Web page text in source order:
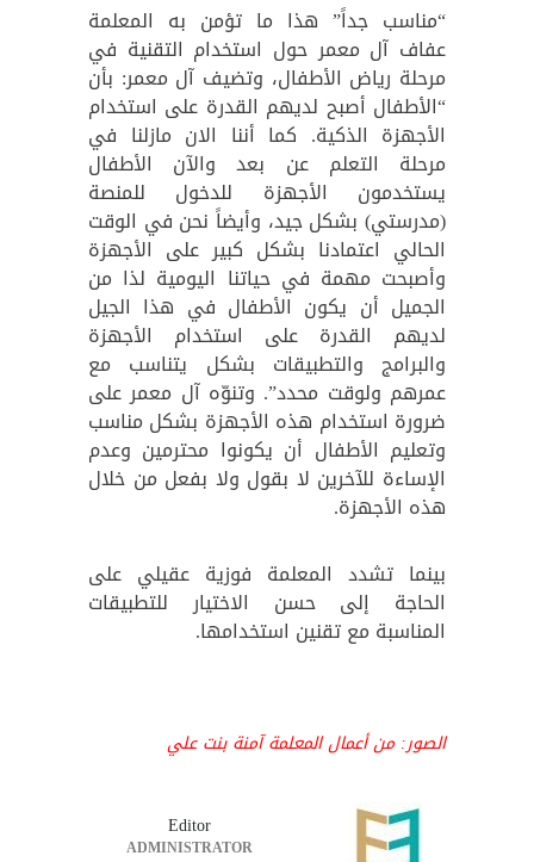
“مناسب جداً” هذا ما تؤمن به المعلمة
عفاف آل معمر حول استخدام التقنية في
مرحلة رياض الأطفال، وتضيف آل معمر: بأن
“الأطفال أصبح لديهم القدرة على استخدام
الأجهزة الذكية. كما أننا الان مازلنا في
مرحلة التعلم عن بعد والآن الأطفال
يستخدمون الأجهزة للدخول للمنصة
(مدرستي) بشكل جيد، وأيضاً نحن في الوقت
الحالي اعتمادنا بشكل كبير على الأجهزة
وأصبحت مهمة في حياتنا اليومية لذا من
الجميل أن يكون الأطفال في هذا الجيل
لديهم القدرة على استخدام الأجهزة
والبرامج والتطبيقات بشكل يتناسب مع
عمرهم ولوقت محدد”. وتنوّه آل معمر على
ضرورة استخدام هذه الأجهزة بشكل مناسب
وتعليم الأطفال أن يكونوا محترمين وعدم
الإساءة للآخرين لا بقول ولا بفعل من خلال
هذه الأجهزة.
بينما تشدد المعلمة فوزية عقيلي على
الحاجة إلى حسن الاختيار للتطبيقات
المناسبة مع تقنين استخدامها.
الصور: من أعمال المعلمة آمنة بنت علي
Editor
ADMINISTRATOR